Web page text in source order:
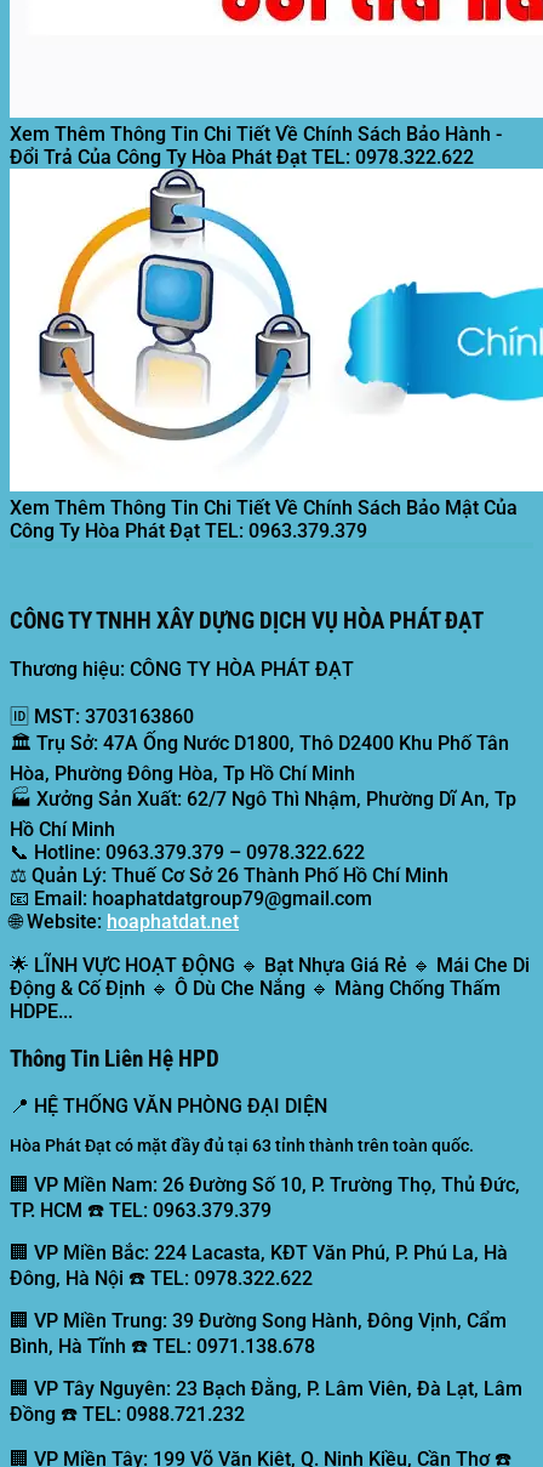
Xem Thêm Thông Tin Chi Tiết Về Chính Sách Bảo Hành -
Đổi Trả Của Công Ty Hòa Phát Đạt TEL: 0978.322.622
Xem Thêm Thông Tin Chi Tiết Về Chính Sách Bảo Mật Của
Công Ty Hòa Phát Đạt TEL: 0963.379.379
CÔNG TY TNHH XÂY DỰNG DỊCH VỤ HÒA PHÁT ĐẠT
Thương hiệu: CÔNG TY HÒA PHÁT ĐẠT
🆔 MST: 3703163860
🏛️ Trụ Sở: 47A Ống Nước D1800, Thô D2400 Khu Phố Tân
Hòa, Phường Đông Hòa, Tp Hồ Chí Minh
🏭 Xưởng Sản Xuất: 62/7 Ngô Thì Nhậm, Phường Dĩ An, Tp
Hồ Chí Minh
📞 Hotline: 0963.379.379 – 0978.322.622
⚖️ Quản Lý: Thuế Cơ Sở 26 Thành Phố Hồ Chí Minh
📧 Email: hoaphatdatgroup79@gmail.com
🌐Website: hoaphatdat.net
🌟 LĨNH VỰC HOẠT ĐỘNG 🔹 Bạt Nhựa Giá Rẻ 🔹 Mái Che Di
Động & Cố Định 🔹 Ô Dù Che Nắng 🔹 Màng Chống Thấm
HDPE...
Thông Tin Liên Hệ HPD
📍 HỆ THỐNG VĂN PHÒNG ĐẠI DIỆN
Hòa Phát Đạt có mặt đầy đủ tại 63 tỉnh thành trên toàn quốc.
🏢 VP Miền Nam: 26 Đường Số 10, P. Trường Thọ, Thủ Đức,
TP. HCM ☎️ TEL: 0963.379.379
🏢 VP Miền Bắc: 224 Lacasta, KĐT Văn Phú, P. Phú La, Hà
Đông, Hà Nội ☎️ TEL: 0978.322.622
🏢 VP Miền Trung: 39 Đường Song Hành, Đông Vịnh, Cẩm
Bình, Hà Tĩnh ☎️ TEL: 0971.138.678
🏢 VP Tây Nguyên: 23 Bạch Đằng, P. Lâm Viên, Đà Lạt, Lâm
Đồng ☎️ TEL: 0988.721.232
🏢 VP Miền Tây: 199 Võ Văn Kiệt, Q. Ninh Kiều, Cần Thơ ☎️